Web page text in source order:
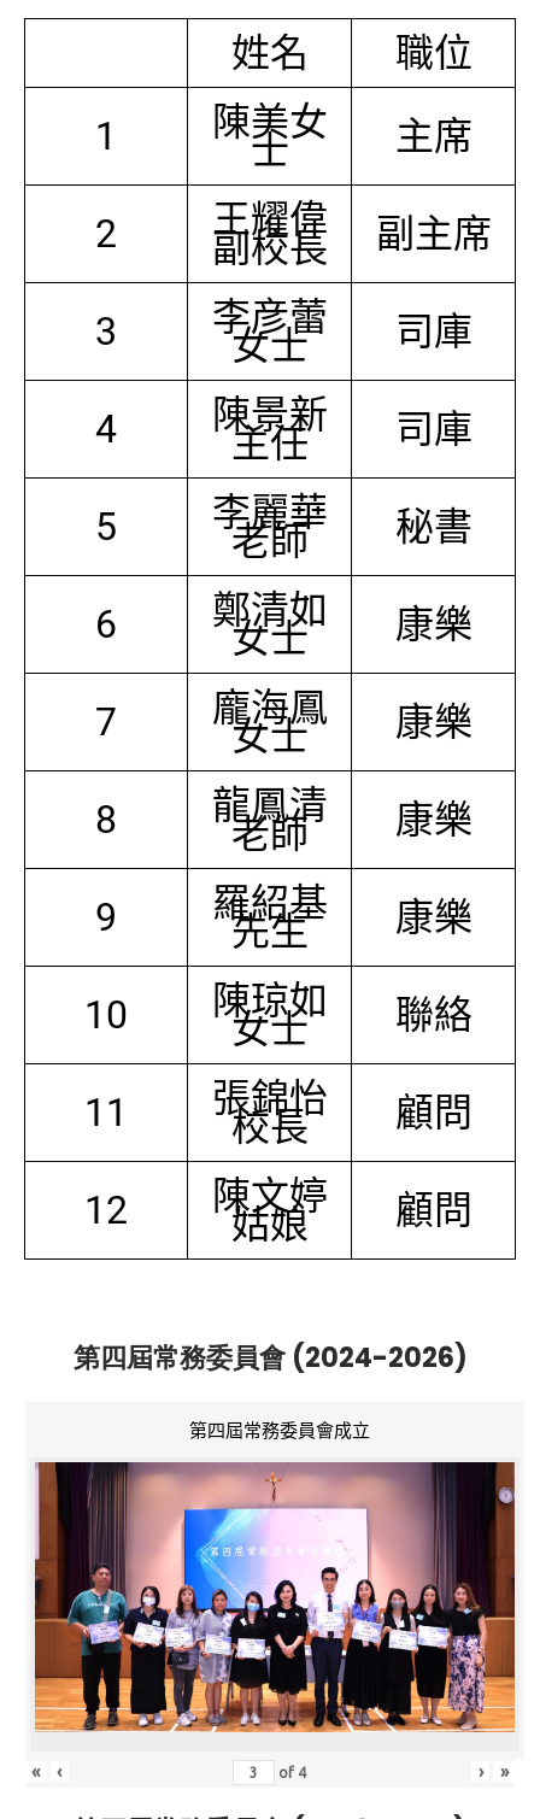
姓名
職位
1
陳美女
士 主席
2 王耀偉
副校長 副主席
3 李彦蕾
女士 司庫
4 陳景新
主任 司庫
5 李麗華
老師 秘書
6 鄭清如
女士 康樂
7 龐海鳳
女士 康樂
8 龍鳳清
老師 康樂
9 羅紹基
先生 康樂
10 陳琼如
女士 聯絡
11 張錦怡
校長 顧問
12 陳文婷
姑娘 顧問
第四屆常務委員會 (2024-2026)
第四屆常務委員會成立
« ‹ of 4 › »